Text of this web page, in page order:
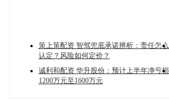
策上策配资 智驾兜底承诺辨析：责任怎么
认定？风险如何定价？
诚利和配资 华升股份：预计上半年净亏损
1200万元至1600万元